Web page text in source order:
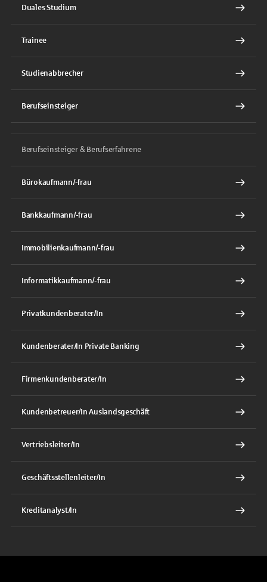
Duales Studium
Trainee
Studienabbrecher
Berufseinsteiger
Berufseinsteiger & Berufserfahrene
Bürokaufmann/-frau
Bankkaufmann/-frau
Immobilienkaufmann/-frau
Informatikkaufmann/-frau
Privatkundenberater/In
Kundenberater/In Private Banking
Firmenkundenberater/In
Kundenbetreuer/In Auslandsgeschäft
Vertriebsleiter/In
Geschäftsstellenleiter/In
Kreditanalyst/In